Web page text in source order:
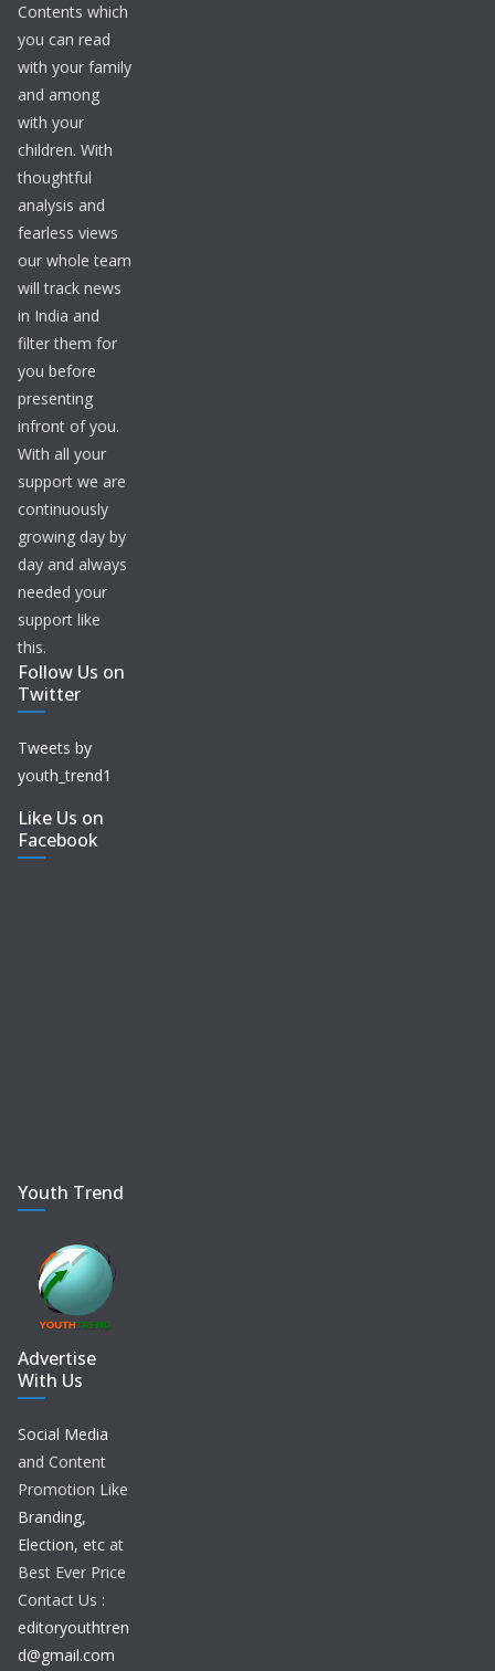
Contents which
you can read
with your family
and among
with your
children. With
thoughtful
analysis and
fearless views
our whole team
will track news
in India and
filter them for
you before
presenting
infront of you.
With all your
support we are
continuously
growing day by
day and always
needed your
support like
this.
Follow Us on
Twitter
Tweets by
youth_trend1
Like Us on
Facebook
Youth Trend
Advertise
With Us
Social Media
and Content
Promotion Like
Branding,
Election, etc at
Best Ever Price
Contact Us :
editoryouthtren
d@gmail.com